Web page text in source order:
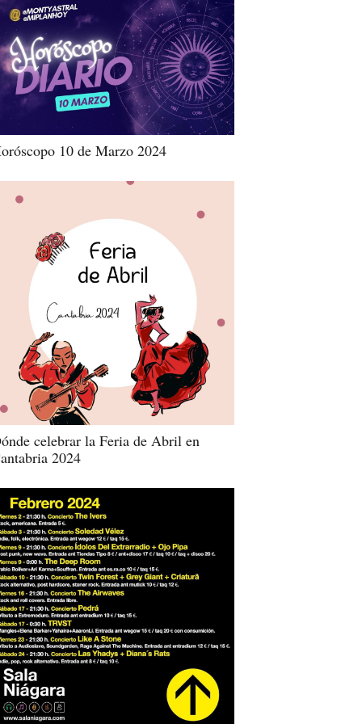
10 de Marzo 2024
celebrar la Feria de Abril en
2024